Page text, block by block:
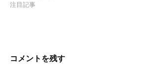
注目記事
コメントを残す